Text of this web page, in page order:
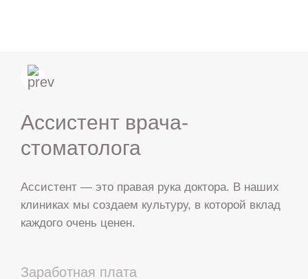
Ассистент врача-
стоматолога
Ассистент — это правая рука доктора. В наших
клиниках мы создаем культуру, в которой вклад
каждого очень ценен.
Заработная плата